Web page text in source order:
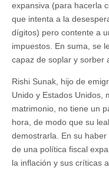
expansiva (para hacerla
que intenta a la
dígitos) pero contente a
impuestos. En suma, se
capaz de soplar y sorber
Rishi Sunak, hijo de
Unido y Estados Unidos,
matrimonio, no tiene un
hora, de modo que su
demostrarla. En su
de una política fiscal
la inflación y sus críticas